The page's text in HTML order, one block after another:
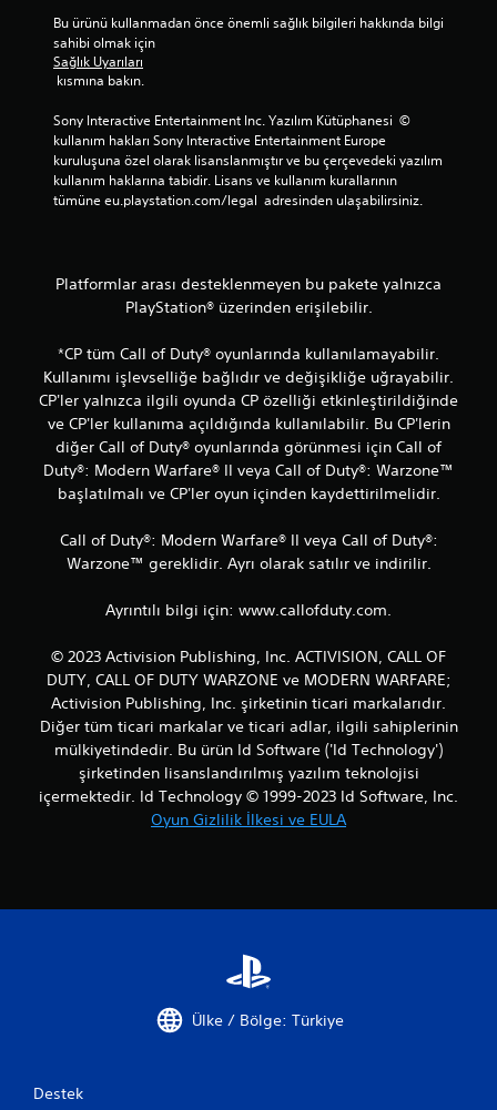
Bu ürünü kullanmadan önce önemli sağlık bilgileri hakkında bilgi
sahibi olmak için
Sağlık Uyarıları
kısmına bakın.
Sony Interactive Entertainment Inc. Yazılım Kütüphanesi  ©
kullanım hakları Sony Interactive Entertainment Europe
kuruluşuna özel olarak lisanslanmıştır ve bu çerçevedeki yazılım
kullanım haklarına tabidir. Lisans ve kullanım kurallarının
tümüne eu.playstation.com/legal  adresinden ulaşabilirsiniz.
Platformlar arası desteklenmeyen bu pakete yalnızca
PlayStation® üzerinden erişilebilir.
*CP tüm Call of Duty® oyunlarında kullanılamayabilir.
Kullanımı işlevselliğe bağlıdır ve değişikliğe uğrayabilir.
CP'ler yalnızca ilgili oyunda CP özelliği etkinleştirildiğinde
ve CP'ler kullanıma açıldığında kullanılabilir. Bu CP'lerin
diğer Call of Duty® oyunlarında görünmesi için Call of
Duty®: Modern Warfare® II veya Call of Duty®: Warzone™
başlatılmalı ve CP'ler oyun içinden kaydettirilmelidir.
Call of Duty®: Modern Warfare® II veya Call of Duty®:
Warzone™ gereklidir. Ayrı olarak satılır ve indirilir.
Ayrıntılı bilgi için: www.callofduty.com.
© 2023 Activision Publishing, Inc. ACTIVISION, CALL OF
DUTY, CALL OF DUTY WARZONE ve MODERN WARFARE;
Activision Publishing, Inc. şirketinin ticari markalarıdır.
Diğer tüm ticari markalar ve ticari adlar, ilgili sahiplerinin
mülkiyetindedir. Bu ürün Id Software ('Id Technology')
şirketinden lisanslandırılmış yazılım teknolojisi
içermektedir. Id Technology © 1999-2023 Id Software, Inc.
Oyun Gizlilik İlkesi ve EULA
Ülke / Bölge: Türkiye
Destek